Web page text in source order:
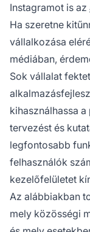
Instagramot is az
Ha szeretne
vállalkozása
médiában,
Sok vállalat
kihasználhassa
tervezést és
legfontosabb
felhasználók
kezelőfelületet
Az alábbiakban
mely közösségi